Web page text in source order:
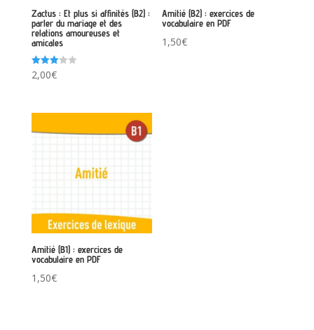
Zactus : Et plus si affinités (B2) :
parler du mariage et des
relations amoureuses et
amicales
Note
3.00
2,00€
Amitié (B2) : exercices de
vocabulaire en PDF
1,50€
Amitié (B1) : exercices de
vocabulaire en PDF
1,50€